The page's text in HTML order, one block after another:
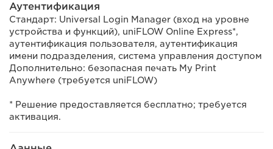
Аутентификация
Стандарт: Universal Login Manager (вход на уровне
устройства и функций), uniFLOW Online Express*,
аутентификация пользователя, аутентификация
имени подразделения, система управления доступом
Дополнительно: безопасная печать My Print
Anywhere (требуется uniFLOW)
* Решение предоставляется бесплатно; требуется
активация.